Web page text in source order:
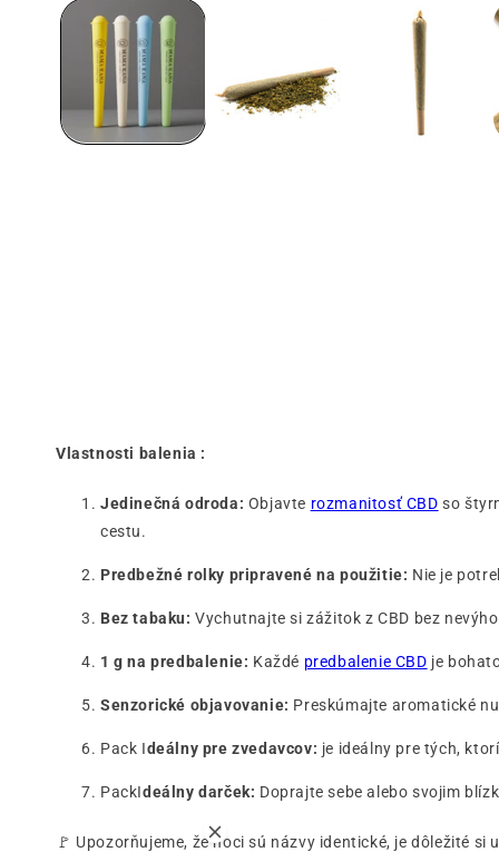
modálnom
Vlastnosti balenia :
Jedinečná odroda: Objavte rozmanitosť CBD so
cestu.
Predbežné rolky pripravené na použitie: Nie je
Bez tabaku: Vychutnajte si zážitok z CBD bez
1 g na predbalenie: Každé predbalenie CBD je
Senzorické objavovanie: Preskúmajte aromatické
Pack Ideálny pre zvedavcov: je ideálny pre tých,
PackIdeálny darček: Doprajte sebe alebo svojim
🚩 Upozorňujeme, že hoci sú názvy identické, je dôležité